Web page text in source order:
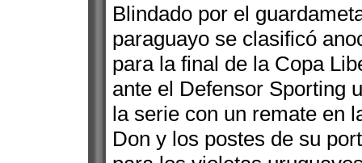
Blindado por el
paraguayo se clasificó
para la final de la Copa
ante el Defensor Sporting
la serie con un remate en
Don y los postes de su